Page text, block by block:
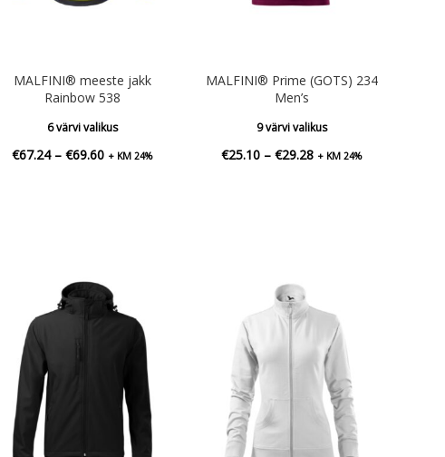
MALFINI® meeste jakk
Rainbow 538
6 värvi valikus
€67.24 – €69.60Hinnavahemik:
+ KM 24%
MALFINI® Prime (GOTS) 234
Men’s
9 värvi valikus
€25.10 – €29.28Hinnavahemik:
+ KM 24%